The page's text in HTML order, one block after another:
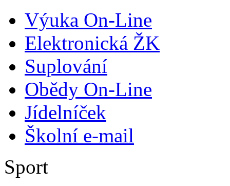
Výuka On-Line
Elektronická ŽK
Suplování
Obědy On-Line
Jídelníček
Školní e-mail
Sport